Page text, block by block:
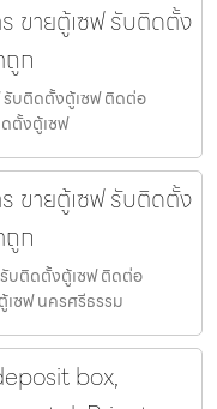
ขายตู้เซฟ รับติดตั้ง
ถูก
รับติดตั้งตู้เซฟ ติดต่อ
ตั้งตู้เซฟ
ขายตู้เซฟ รับติดตั้ง
ถูก
รับติดตั้งตู้เซฟ ติดต่อ
เซฟ นครศรีธรรม
box,